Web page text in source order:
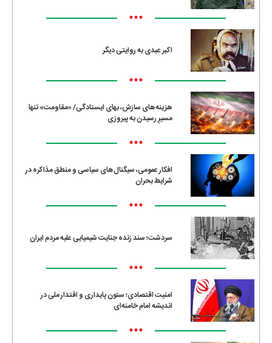
•••
اکبر عبدی به روایتی دیگر
•••
هزینه‌های سازش، بهای ایستادگی/ «مقاومت» تنها
مسیرِ رسیدن به پیروزی
•••
افکار عمومی، سیگنال‌های سیاسی و منطق مذاکره در
شرایط بحران
•••
سردشت؛ سند زنده جنایت شیمیایی علیه مردم ایران
•••
امنیت اقتصادی؛ ستون پایداری و اقتدار ملی در
اندیشه امام خامنه‌ای
•••